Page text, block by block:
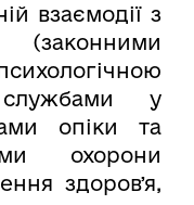
взаємодії з
у
опіки та
охорони
здоровʼя,